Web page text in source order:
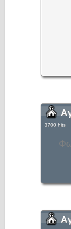
3700 hits